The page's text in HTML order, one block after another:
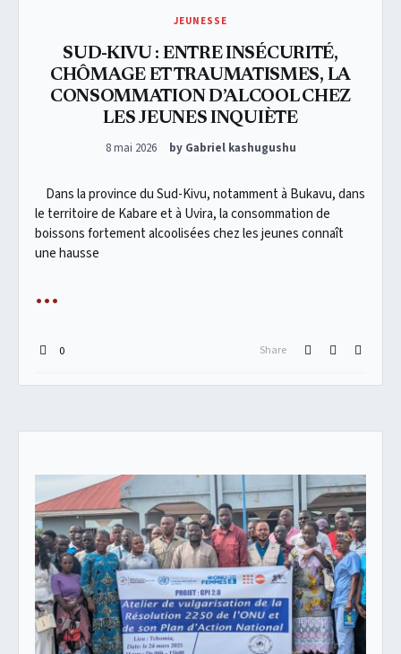
JEUNESSE
SUD-KIVU : ENTRE INSÉCURITÉ,
CHÔMAGE ET TRAUMATISMES, LA
CONSOMMATION D’ALCOOL CHEZ
LES JEUNES INQUIÈTE
Posted on
8 mai 2026 by Gabriel kashugushu
Dans la province du Sud-Kivu, notamment à Bukavu, dans
le territoire de Kabare et à Uvira, la consommation de
boissons fortement alcoolisées chez les jeunes connaît
une hausse
0 Share